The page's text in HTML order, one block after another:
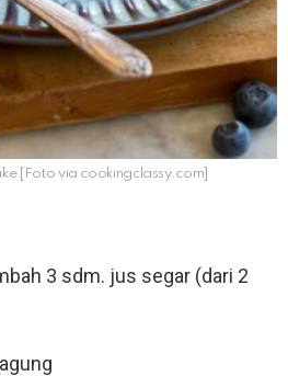
[Foto via cookingclassy.com]
3 sdm. jus segar (dari 2